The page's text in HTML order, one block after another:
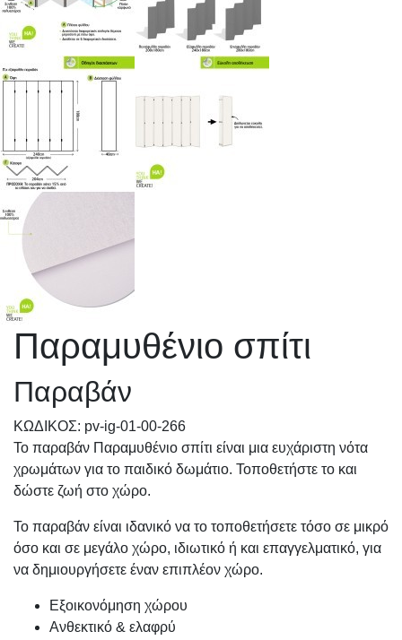
Παραμυθένιο σπίτι
Παραβάν
KΩΔΙΚΟΣ: pv-ig-01-00-266
Το παραβάν Παραμυθένιο σπίτι είναι μια ευχάριστη νότα
χρωμάτων για το παιδικό δωμάτιο. Τοποθετήστε το και
δώστε ζωή στο χώρο.
Το παραβάν είναι ιδανικό να το τοποθετήσετε τόσο σε μικρό
όσο και σε μεγάλο χώρο, ιδιωτικό ή και επαγγελματικό, για
να δημιουργήσετε έναν επιπλέον χώρο.
Εξοικονόμηση χώρου
Ανθεκτικό & ελαφρύ